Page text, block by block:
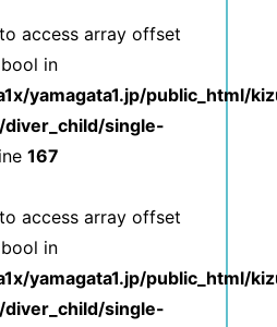
access array offset
in
yamagata1.jp/public_html/
single-
167
access array offset
in
yamagata1.jp/public_html/
single-